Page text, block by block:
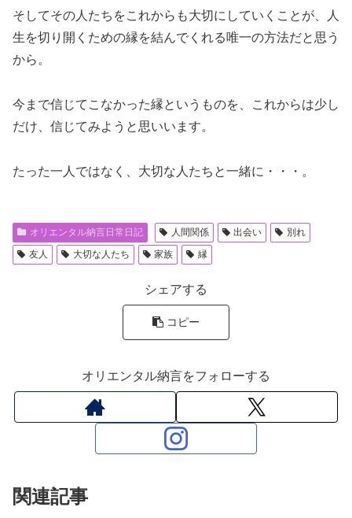
そしてその人たちをこれからも大切にしていくことが、人
生を切り開くための縁を結んでくれる唯一の方法だと思う
から。
今まで信じてこなかった縁というものを、これからは少し
だけ、信じてみようと思いいます。
たった一人ではなく、大切な人たちと一緒に・・・。
オリエンタル納言日常日記 人間関係 出会い
別れ
友人
大切な人たち 家族 縁
シェアする
コピー
オリエンタル納言をフォローする
関連記事